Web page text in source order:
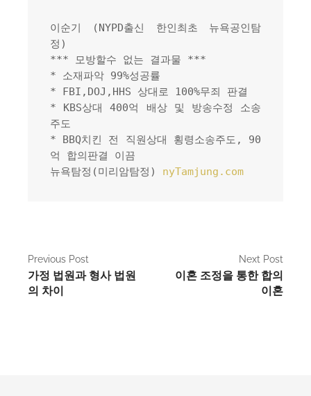
이순기 (NYPD출신 한인최초 뉴욕공인탐
정)
*** 모방할수 없는 결과물 ***
* 소재파악 99%성공률
* FBI,DOJ,HHS 상대로 100%무죄 판결
* KBS상대 400억 배상 및 방송수정 소송
주도
* BBQ치킨 전 직원상대 횡령소송주도, 90
억 합의판결 이끔
뉴욕탐정(미리암탐정) nyTamjung.com
P
o
Previous Post
가정 법원과 형사 법원
의 차이
Next Post
이혼 조정을 통한 합의
이혼